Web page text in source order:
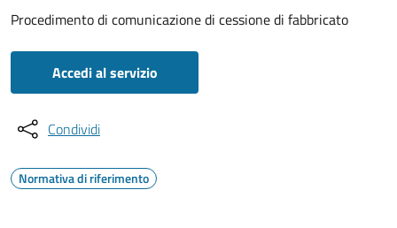
Procedimento di comunicazione di cessione di fabbricato
Accedi al servizio
Condividi
Normativa di riferimento